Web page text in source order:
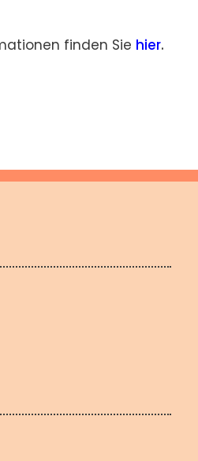
finden Sie hier.